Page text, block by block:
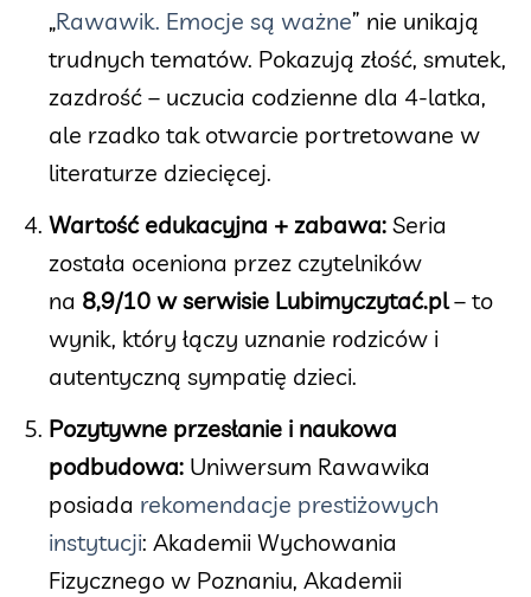
„Rawawik. Emocje są ważne” nie unikają
trudnych tematów. Pokazują złość, smutek,
zazdrość – uczucia codzienne dla 4-latka,
ale rzadko tak otwarcie portretowane w
literaturze dziecięcej.
Wartość edukacyjna + zabawa: Seria
została oceniona przez czytelników
na 8,9/10 w serwisie Lubimyczytać.pl– to
wynik, który łączy uznanie rodziców i
autentyczną sympatię dzieci.
Pozytywne przesłanie i naukowa
podbudowa: Uniwersum Rawawika
posiada rekomendacje prestiżowych
instytucji: Akademii Wychowania
Fizycznego w Poznaniu, Akademii